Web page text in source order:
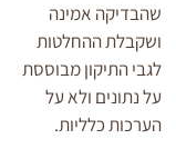
שהבדיקה אמינה
ושקבלת ההחלטות
לגבי התיקון מבוססת
על נתונים ולא על
הערכות כלליות.